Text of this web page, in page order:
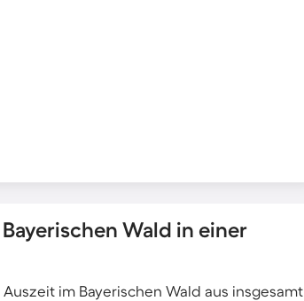
Wald in einer
im Bayerischen Wald aus insgesamt